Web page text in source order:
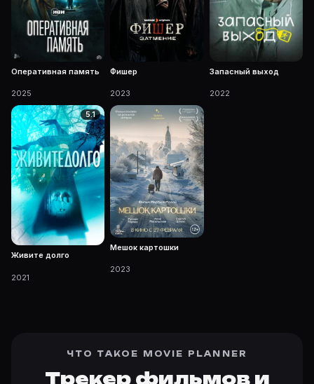
Оперативная память
2025
Фишер
2023
Запасный выход
2022
5.1
Живите долго
2021
Мешок картошки
2023
ЧТО ТАКОЕ MOVIE PLANNER
Трекер фильмов и